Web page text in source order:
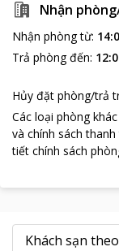
Nhận
Nhận phòng từ:
Trả phòng đến:
Hủy đặt phòng/trả
Các loại phòng
và chính sách
tiết chính sách